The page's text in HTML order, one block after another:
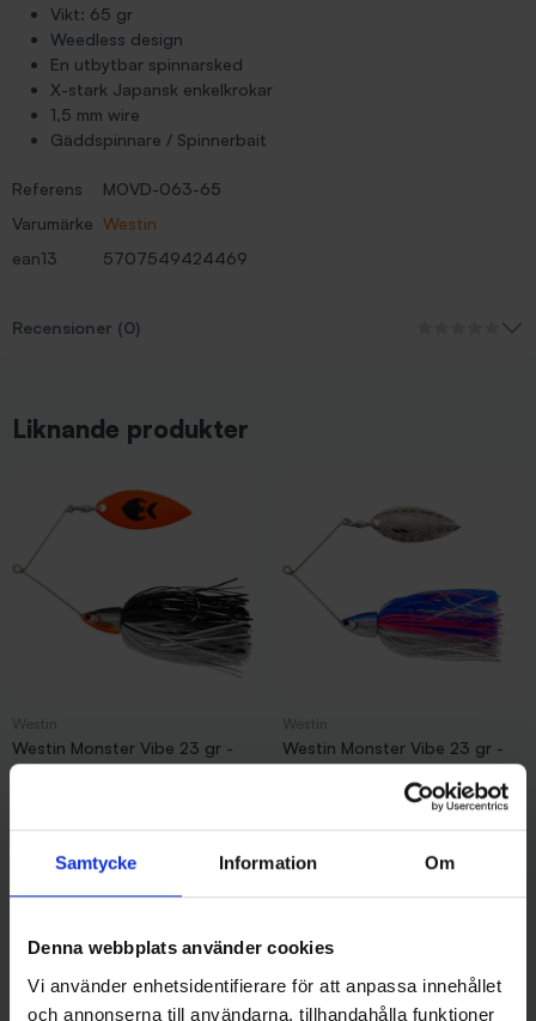
Samtycke Information Om
Denna webbplats använder cookies
Vi använder enhetsidentifierare för att anpassa innehållet
och annonserna till användarna, tillhandahålla funktioner
Vikt: 65 gr
Weedless design
En utbytbar spinnarsked
X-stark Japansk enkelkrokar
1,5 mm wire
Gäddspinnare / Spinnerbait
Referens
MOVD-063-65
Varumärke Westin
ean13
5707549424469
Recensioner (0)
Liknande produkter
Westin
Westin Monster Vibe 23 gr -
Steel Sardine
Westin
Westin Monster Vibe 23 gr -
Andra gillade även